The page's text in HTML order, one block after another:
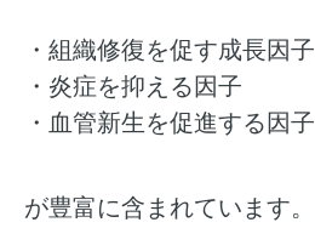
・組織修復を促す成長因子
・炎症を抑える因子
・血管新生を促進する因子
が豊富に含まれています。